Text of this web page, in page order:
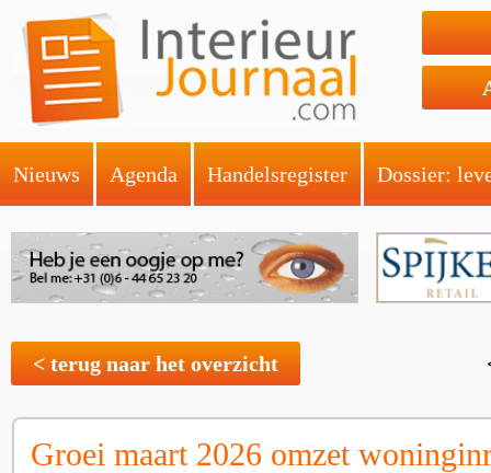
Nieuws Agenda Handelsregister Dossier:
< terug naar het overzicht
Groei maart 2026 omzet